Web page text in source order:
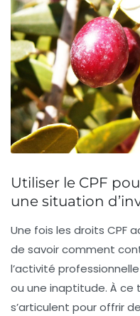
Utiliser le CPF
une situation
Une fois les droits CPF
de savoir comment
l’activité
ou une inaptitude. À ce
s’articulent pour offrir